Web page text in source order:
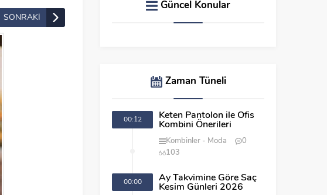
SONRAKİ
Güncel Konular
Zaman Tüneli
00:12
Keten Pantolon ile Ofis
Kombini Önerileri
Kombinler Moda
0
103
00:00
Ay Takvimine Göre Saç
Kesim Günleri 2026